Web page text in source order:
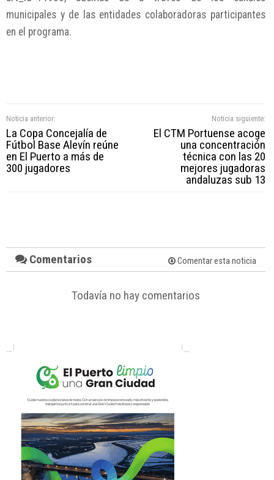
municipales y de las entidades colaboradoras participantes
en el programa.
Noticia anterior:
La Copa Concejalía de
Fútbol Base Alevín reúne
en El Puerto a más de
300 jugadores
Noticia siguiente:
El CTM Portuense acoge
una concentración
técnica con las 20
mejores jugadoras
andaluzas sub 13
Comentarios Comentar esta noticia
Todavía no hay comentarios